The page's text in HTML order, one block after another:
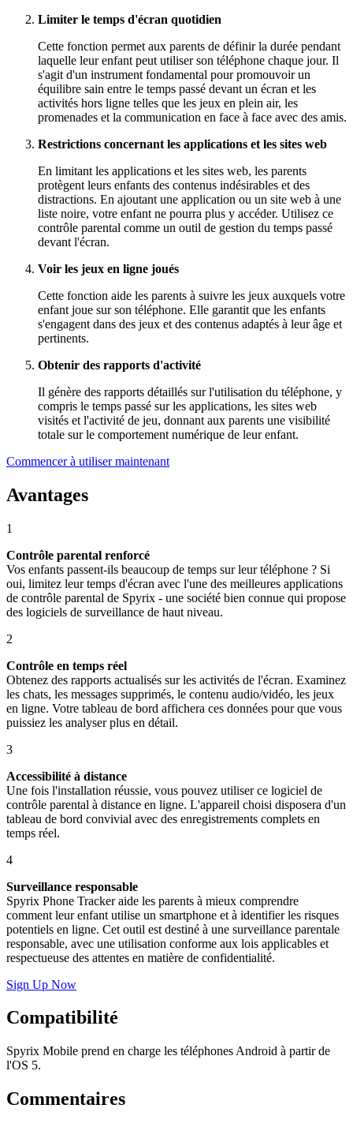
Limiter le temps d'écran quotidien
Cette fonction permet aux parents de définir la durée pendant
laquelle leur enfant peut utiliser son téléphone chaque jour. Il
s'agit d'un instrument fondamental pour promouvoir un
équilibre sain entre le temps passé devant un écran et les
activités hors ligne telles que les jeux en plein air, les
promenades et la communication en face à face avec des amis.
Restrictions concernant les applications et les sites web
En limitant les applications et les sites web, les parents
protègent leurs enfants des contenus indésirables et des
distractions. En ajoutant une application ou un site web à une
liste noire, votre enfant ne pourra plus y accéder. Utilisez ce
contrôle parental comme un outil de gestion du temps passé
devant l'écran.
Voir les jeux en ligne joués
Cette fonction aide les parents à suivre les jeux auxquels votre
enfant joue sur son téléphone. Elle garantit que les enfants
s'engagent dans des jeux et des contenus adaptés à leur âge et
pertinents.
Obtenir des rapports d'activité
Il génère des rapports détaillés sur l'utilisation du téléphone, y
compris le temps passé sur les applications, les sites web
visités et l'activité de jeu, donnant aux parents une visibilité
totale sur le comportement numérique de leur enfant.
Commencer à utiliser maintenant
Avantages
1
Contrôle parental renforcé
Vos enfants passent-ils beaucoup de temps sur leur téléphone ? Si
oui, limitez leur temps d'écran avec l'une des meilleures applications
de contrôle parental de Spyrix - une société bien connue qui propose
des logiciels de surveillance de haut niveau.
2
Contrôle en temps réel
Obtenez des rapports actualisés sur les activités de l'écran. Examinez
les chats, les messages supprimés, le contenu audio/vidéo, les jeux
en ligne. Votre tableau de bord affichera ces données pour que vous
puissiez les analyser plus en détail.
3
Accessibilité à distance
Une fois l'installation réussie, vous pouvez utiliser ce logiciel de
contrôle parental à distance en ligne. L'appareil choisi disposera d'un
tableau de bord convivial avec des enregistrements complets en
temps réel.
4
Surveillance responsable
Spyrix Phone Tracker aide les parents à mieux comprendre
comment leur enfant utilise un smartphone et à identifier les risques
potentiels en ligne. Cet outil est destiné à une surveillance parentale
responsable, avec une utilisation conforme aux lois applicables et
respectueuse des attentes en matière de confidentialité.
Sign Up Now
Compatibilité
Spyrix Mobile prend en charge les téléphones Android à partir de
l'OS 5.
Commentaires